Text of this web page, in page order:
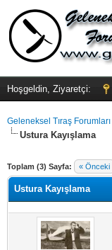
Hoşgeldin, Ziyaretçi:
Geleneksel Tıraş Forumları
Ustura Kayışlama
Toplam (3) Sayfa: « Önceki
Ustura Kayışlama